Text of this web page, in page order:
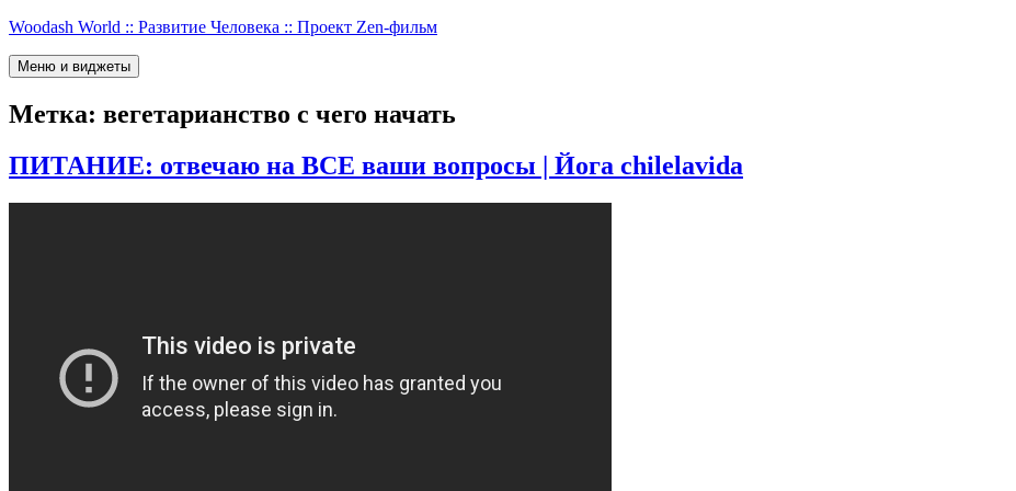
Перейти
содержимому
Woodash World :: Развитие Человека :: Проект Zen-фильм
Меню и виджеты
Метка: вегетарианство с чего начать
ПИТАНИЕ: отвечаю на ВСЕ ваши вопросы | Йога chilelavida